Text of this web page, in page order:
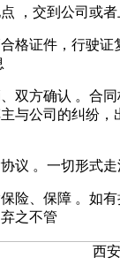
，交到公司或
格证件，行驶证
双方确认 。合
与公司的纠纷，
议 。一切形式
险、保障 。如有
之不管